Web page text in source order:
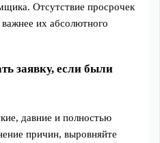
Отсутствие просрочек
их абсолютного
заявку, если были
давние и полностью
причин, выровняйте